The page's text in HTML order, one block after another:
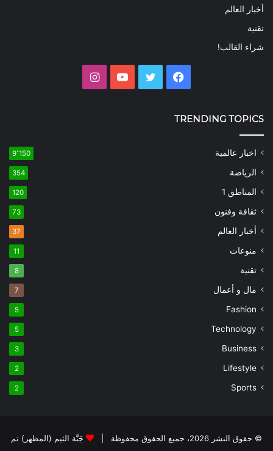
أخبار العالم
تقنية
شراء القالب!
فيسبوك تويتر يوتيوب
TRENDING TOPICS
اخبار عالمية 9٬150
الرياضة 354
المناطق 1 120
ثقافة وفنون 73
أخبار العالم 37
منوعات 11
تقنية 8
مال و أعمال 7
Fashion
5
Technology
5
Business
3
Lifestyle
2
Sports
2
© حقوق النشر 2026، جميع الحقوق محفوظة | جَنَّة الثيم (المظهر) تم